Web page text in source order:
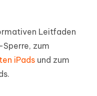
Leitfaden
zum
iPads und zum